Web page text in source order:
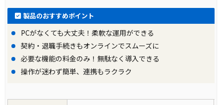
製品のおすすめポイント
PCがなくても大丈夫！柔軟な運用ができる
契約・退職手続きもオンラインでスムーズに
必要な機能の料金のみ！無駄なく導入できる
操作が迷わず簡単、連携もラクラク